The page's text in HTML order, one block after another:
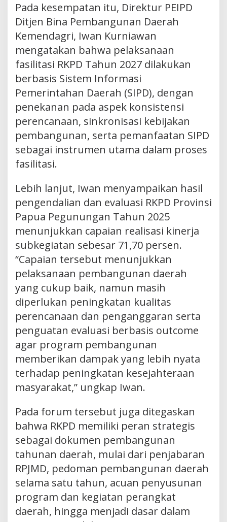
Pada kesempatan itu, Direktur PEIPD
Ditjen Bina Pembangunan Daerah
Kemendagri, Iwan Kurniawan
mengatakan bahwa pelaksanaan
fasilitasi RKPD Tahun 2027 dilakukan
berbasis Sistem Informasi
Pemerintahan Daerah (SIPD), dengan
penekanan pada aspek konsistensi
perencanaan, sinkronisasi kebijakan
pembangunan, serta pemanfaatan SIPD
sebagai instrumen utama dalam proses
fasilitasi.
Lebih lanjut, Iwan menyampaikan hasil
pengendalian dan evaluasi RKPD Provinsi
Papua Pegunungan Tahun 2025
menunjukkan capaian realisasi kinerja
subkegiatan sebesar 71,70 persen.
“Capaian tersebut menunjukkan
pelaksanaan pembangunan daerah
yang cukup baik, namun masih
diperlukan peningkatan kualitas
perencanaan dan penganggaran serta
penguatan evaluasi berbasis outcome
agar program pembangunan
memberikan dampak yang lebih nyata
terhadap peningkatan kesejahteraan
masyarakat,” ungkap Iwan.
Pada forum tersebut juga ditegaskan
bahwa RKPD memiliki peran strategis
sebagai dokumen pembangunan
tahunan daerah, mulai dari penjabaran
RPJMD, pedoman pembangunan daerah
selama satu tahun, acuan penyusunan
program dan kegiatan perangkat
daerah, hingga menjadi dasar dalam